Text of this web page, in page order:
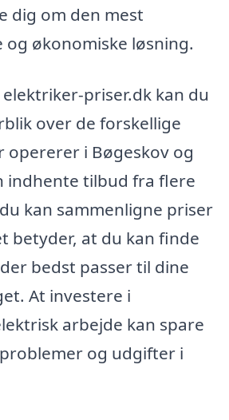
dig om den mest
økonomiske løsning.
priser.dk kan du
over de forskellige
opererer i Bøgeskov og
indhente tilbud fra flere
kan sammenligne priser
betyder, at du kan finde
bedst passer til dine
At investere i
arbejde kan spare
og udgifter i